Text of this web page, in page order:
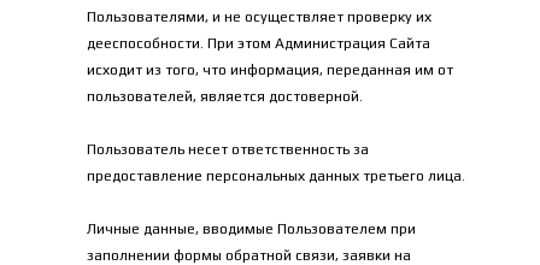
Пользователями, и не осуществляет проверку их
дееспособности. При этом Администрация Сайта
исходит из того, что информация, переданная им от
пользователей, является достоверной.
Пользователь несет ответственность за
предоставление персональных данных третьего лица.
Личные данные, вводимые Пользователем при
заполнении формы обратной связи, заявки на